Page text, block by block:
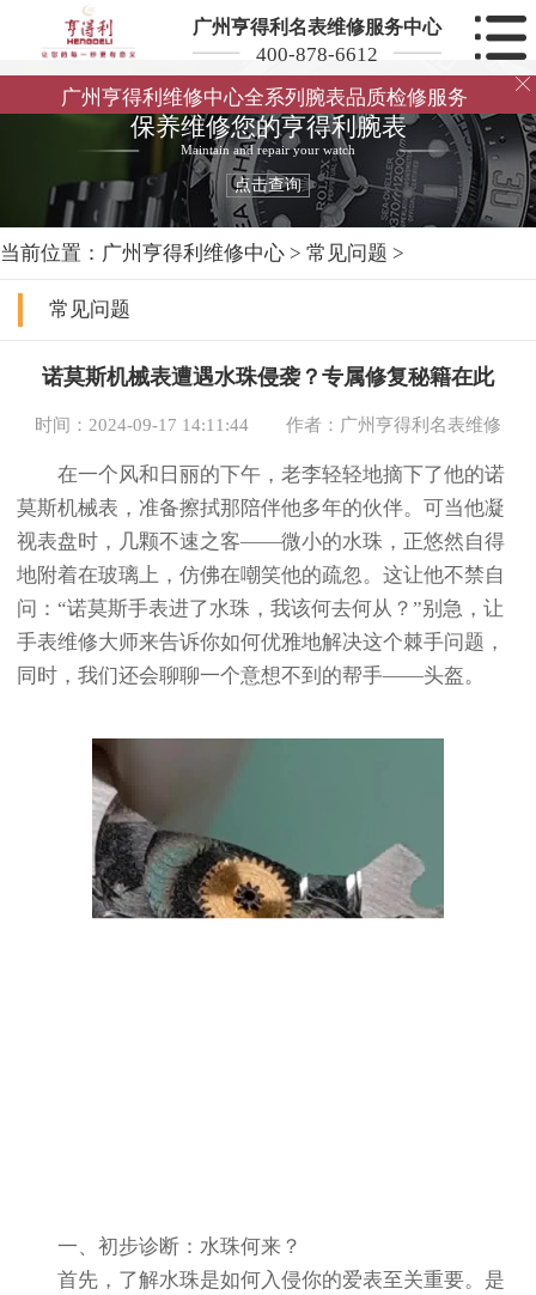
广州亨得利名表维修服务中心
400-878-6612
广州亨得利维修中心全系列腕表品质检修服务

保养维修您的亨得利腕表
Maintain and repair your watch
点击查询
当前位置： 广州亨得利维修中心 > 常见问题 >
常见问题
诺莫斯机械表遭遇水珠侵袭？专属修复秘籍在此
时间：2024-09-17 14:11:44 作者：广州亨得利名表维修
在一个风和日丽的下午，老李轻轻地摘下了他的诺
莫斯机械表，准备擦拭那陪伴他多年的伙伴。可当他凝
视表盘时，几颗不速之客——微小的水珠，正悠然自得
地附着在玻璃上，仿佛在嘲笑他的疏忽。这让他不禁自
问：“诺莫斯手表进了水珠，我该何去何从？”别急，让
手表维修大师来告诉你如何优雅地解决这个棘手问题，
同时，我们还会聊聊一个意想不到的帮手——头盔。
一、初步诊断：水珠何来？
首先，了解水珠是如何入侵你的爱表至关重要。是